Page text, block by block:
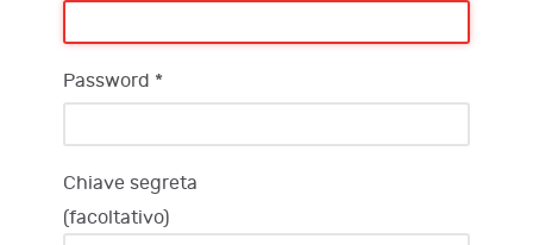
Password *
Chiave segreta
(facoltativo)